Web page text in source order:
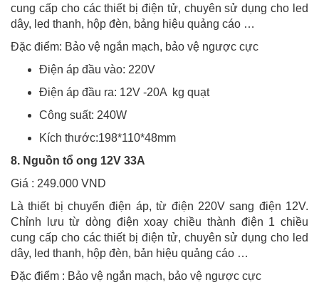
cung cấp cho các thiết bị điện tử, chuyên sử dụng cho led
dây, led thanh, hộp đèn, bảng hiệu quảng cáo …
Đặc điểm: Bảo vệ ngắn mạch, bảo vệ ngược cực
Điện áp đầu vào: 220V
Điện áp đầu ra: 12V -20A kg quạt
Công suất: 240W
Kích thước:198*110*48mm
8. Nguồn tổ ong 12V 33A
Giá : 249.000 VND
Là thiết bị chuyển điện áp, từ điện 220V sang điện 12V.
Chỉnh lưu từ dòng điện xoay chiều thành điện 1 chiều
cung cấp cho các thiết bị điện tử, chuyên sử dụng cho led
dây, led thanh, hộp đèn, bản hiệu quảng cáo …
Đặc điểm : Bảo vệ ngắn mạch, bảo vệ ngược cực